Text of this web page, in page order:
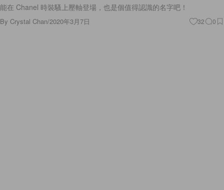
能在 Chanel 時裝騷上壓軸登場，也是個值得認識的名字吧！
By Crystal Chan/2020年3月7日 32 0